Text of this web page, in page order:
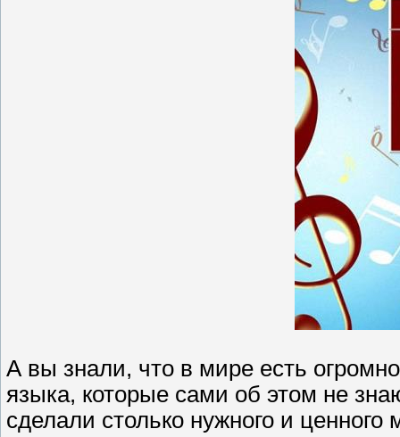
А вы знали, что в мире есть
языка, которые сами об этом не
сделали столько нужного и